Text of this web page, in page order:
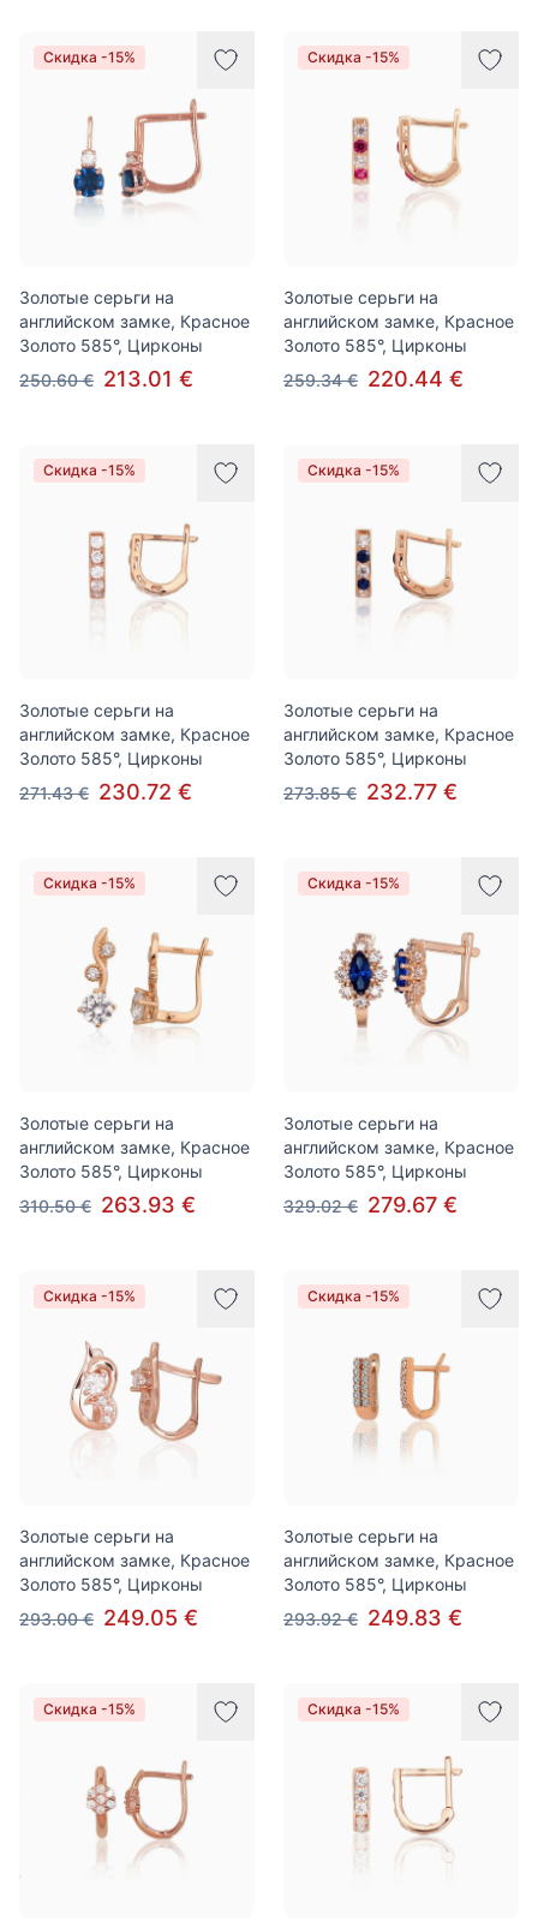
Скидка -15%
Золотые серьги на
английском замке, Красное
Золото 585°, Цирконы
250.60 € 213.01 €
Скидка -15%
Золотые серьги на
английском замке, Красное
Золото 585°, Цирконы
259.34 € 220.44 €
Скидка -15%
Золотые серьги на
английском замке, Красное
Золото 585°, Цирконы
271.43 € 230.72 €
Скидка -15%
Золотые серьги на
английском замке, Красное
Золото 585°, Цирконы
273.85 € 232.77 €
Скидка -15%
Золотые серьги на
английском замке, Красное
Золото 585°, Цирконы
310.50 € 263.93 €
Скидка -15%
Золотые серьги на
английском замке, Красное
Золото 585°, Цирконы
329.02 € 279.67 €
Скидка -15%
Золотые серьги на
английском замке, Красное
Золото 585°, Цирконы
293.00 € 249.05 €
Скидка -15%
Золотые серьги на
английском замке, Красное
Золото 585°, Цирконы
293.92 € 249.83 €
Скидка -15% Скидка -15%